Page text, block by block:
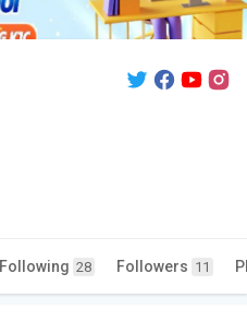
Following 28 Followers 11